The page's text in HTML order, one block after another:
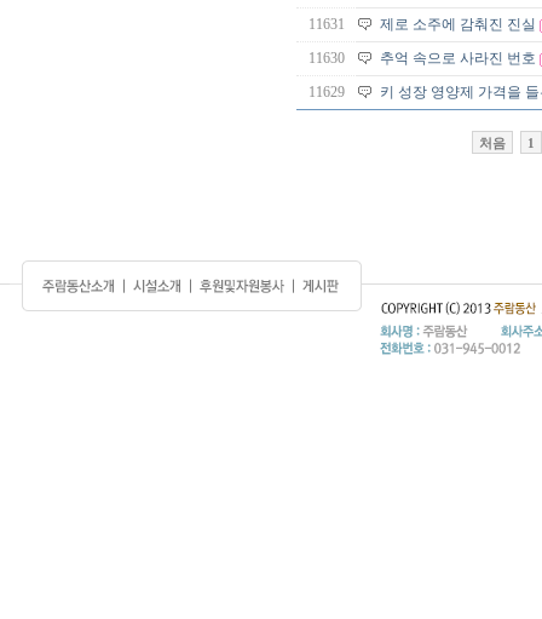
11631
제로 소주에 감춰진 진실
11630
추억 속으로 사라진 번호
11629
키 성장 영양제 가격을
처음 1